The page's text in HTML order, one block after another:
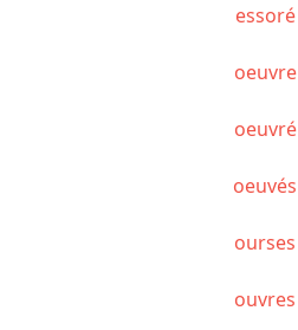
essoré
oeuvre
oeuvré
oeuvés
ourses
ouvres